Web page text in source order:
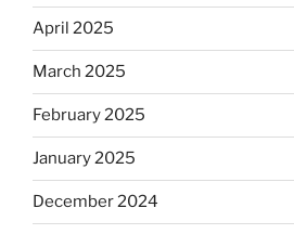
April 2025
March 2025
February 2025
January 2025
December 2024